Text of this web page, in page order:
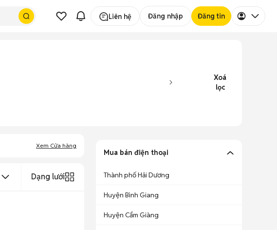
Liên hệ Đăng nhập Đăng tin
Xoá
lọc
Xem Cửa hàng
Dạng lưới
Mua bán điện thoại
Thành phố Hải Dương
Huyện Bình Giang
Huyện Cẩm Giàng